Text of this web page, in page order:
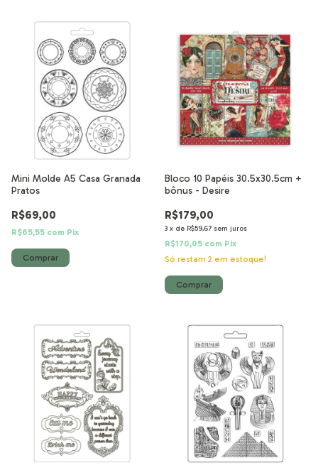
Mini Molde A5 Casa Granada
Pratos
R$69,00
R$65,55 com Pix
Bloco 10 Papéis 30.5x30.5cm +
bônus - Desire
R$179,00
3 x de R$59,67 sem juros
R$170,05 com Pix
Só restam 2 em estoque!